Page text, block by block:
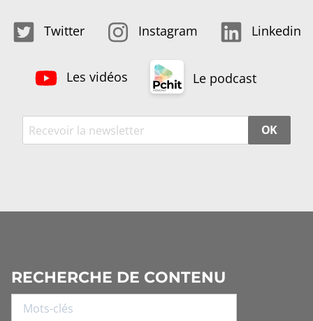
Twitter Instagram Linkedin
Les vidéos Le podcast
OK
RECHERCHE DE CONTENU